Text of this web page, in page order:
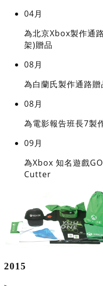
04月
為北京Xbox製作通
架)贈品
08月
為白蘭氏製作通路
08月
為電影報告班長7製
09月
為Xbox 知名遊戲
Cutter
2015